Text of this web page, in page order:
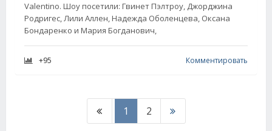
Valentino. Шоу посетили: Гвинет Пэлтроу, Джорджина
Родригес, Лили Аллен, Надежда Оболенцева, Оксана
Бондаренко и Мария Богданович,
+95 Комментировать
1 2